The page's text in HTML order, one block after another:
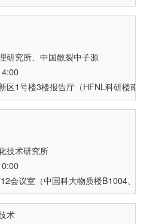
南量子院量子科学大厦1417室同步视
研究所、中国散裂中子源
区1号楼3楼报告厅（HFNL科研楼南楼
南量子院量子科学大厦1417室同步视
技术研究所
会议室（中国科大物质楼B1004、中
术